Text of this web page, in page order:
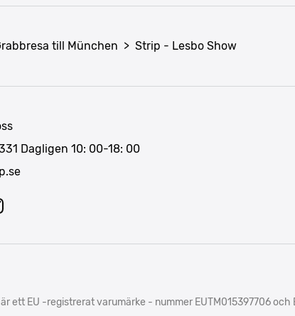
till München > Strip - Lesbo Show
Dagligen 10: 00-18: 00
ett EU -registrerat varumärke - nummer EUTM015397706 och